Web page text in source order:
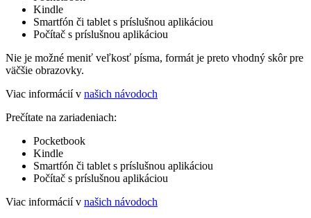
Kindle
Smartfón či tablet s príslušnou aplikáciou
Počítač s príslušnou aplikáciou
Nie je možné meniť veľkosť písma, formát je preto vhodný skôr pre
väčšie obrazovky.
Viac informácií v našich návodoch
Prečítate na zariadeniach:
Pocketbook
Kindle
Smartfón či tablet s príslušnou aplikáciou
Počítač s príslušnou aplikáciou
Viac informácií v našich návodoch